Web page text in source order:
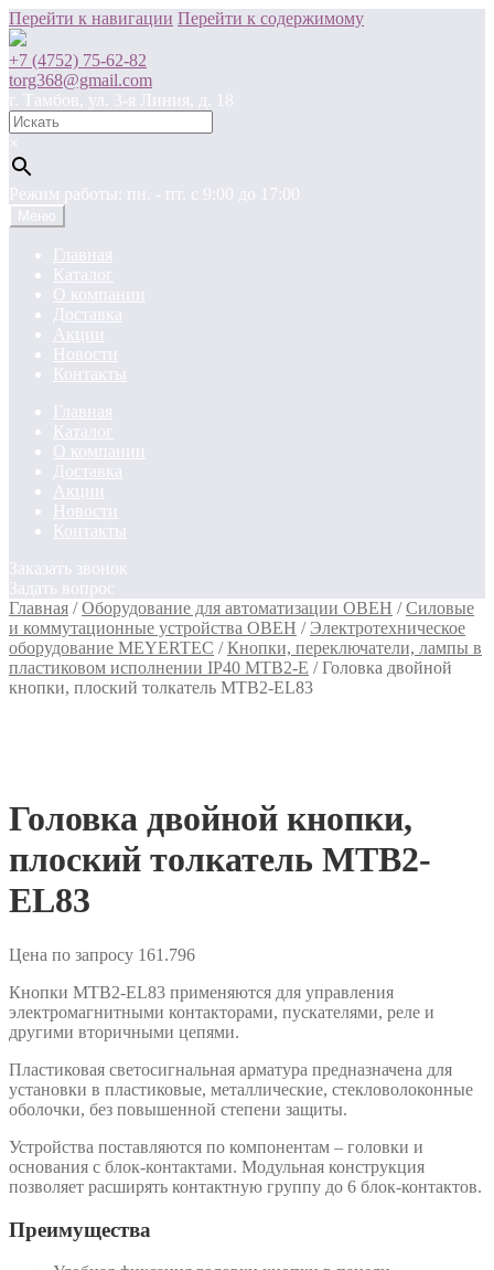
Перейти к навигации Перейти к содержимому
+7 (4752) 75-62-82
torg368@gmail.com
г. Тамбов, ул. 3-я Линия, д. 18
×
Режим работы: пн. - пт. c 9:00 до 17:00
Меню
Главная
Каталог
О компании
Доставка
Акции
Новости
Контакты
Главная
Каталог
О компании
Доставка
Акции
Новости
Контакты
Заказать звонок
Задать вопрос
Главная /Оборудование для автоматизации ОВЕН /Силовые
и коммутационные устройства ОВЕН / Электротехническое
оборудование MEYERTEC /Кнопки, переключатели, лампы в
пластиковом исполнении IP40 MTB2-E /Головка двойной
кнопки, плоский толкатель MTB2-EL83
Головка двойной кнопки,
плоский толкатель MTB2-
EL83
Цена по запросу 161.796
Кнопки MTB2-EL83 применяются для управления
электромагнитными контакторами, пускателями, реле и
другими вторичными цепями.
Пластиковая светосигнальная арматура предназначена для
установки в пластиковые, металлические, стекловолоконные
оболочки, без повышенной степени защиты.
Устройства поставляются по компонентам – головки и
основания с блок-контактами. Модульная конструкция
позволяет расширять контактную группу до 6 блок-контактов.
Преимущества